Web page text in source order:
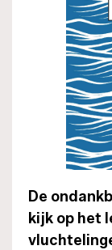
De
kijk op het